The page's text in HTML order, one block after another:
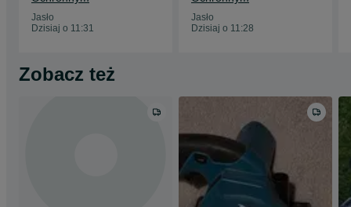
Jasło
Dzisiaj o 11:31
Jasło
Dzisiaj o 11:28
Zobacz też